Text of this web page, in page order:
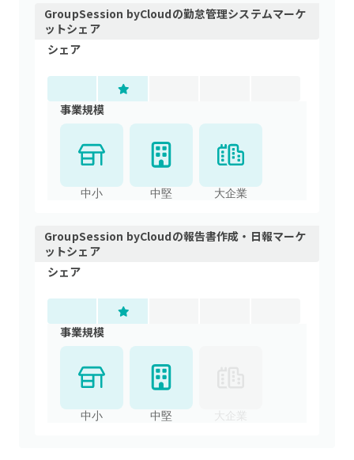
GroupSession byCloudの勤怠管理システムマーケ
ットシェア
シェア
事業規模
中小 中堅 大企業
GroupSession byCloudの報告書作成・日報マーケ
ットシェア
シェア
事業規模
中小 中堅 大企業